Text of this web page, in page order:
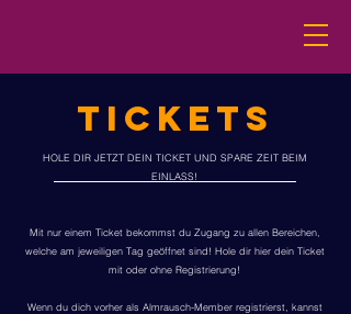
TICKETS
HOLE DIR JETZT DEIN TICKET UND SPARE ZEIT BEIM
EINLASS!
Mit nur einem Ticket bekommst du Zugang zu allen Bereichen,
welche am jeweiligen Tag geöffnet sind! Hole dir hier dein Ticket
mit oder ohne Registrierung!
Wenn du dich vorher als Almrausch-Member registrierst, kannst